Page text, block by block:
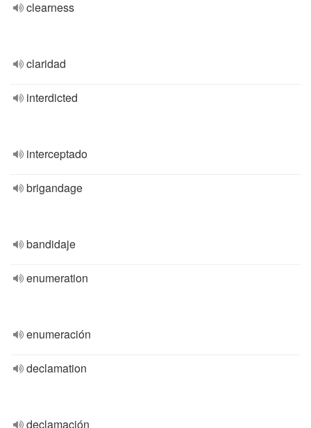
clearness
claridad
interdicted
interceptado
brigandage
bandidaje
enumeration
enumeración
declamation
declamación